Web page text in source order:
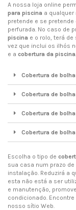
A nossa loja online
para piscina a
pretende e se pretende
perfurada. No caso de
piscina e o rolo, terá
vez que inclui os ilhós
e a cobertura da piscina.
Cobertura de
Cobertura de
Cobertura de
Cobertura de
Escolha o tipo de
sua casa num prazo de
instalação. Reduzirá a
esta não está a ser
e manutenção,
condicionado.
nosso sítio Web.